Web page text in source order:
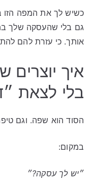
כשיש לך את המפה
גם בלי שהעסקה שלך
אותך. כי עזרת להם
איך יוצרים
בלי לצאת
הסוד הוא שפה. וגם
במקום:
״יש לך עסקה?״